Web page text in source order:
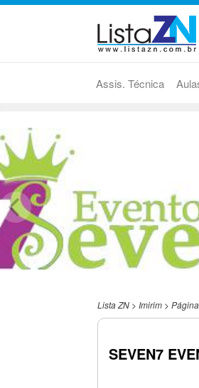
Assis. Técnica
Lista ZN> Imirim>
SEVEN7